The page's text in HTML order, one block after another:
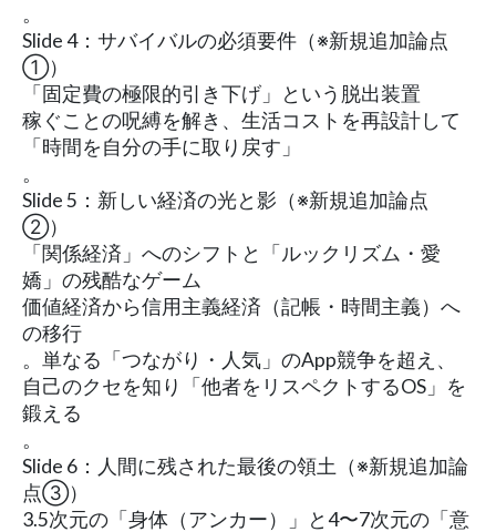
。
Slide 4：サバイバルの必須要件（※新規追加論点
①）
「固定費の極限的引き下げ」という脱出装置
稼ぐことの呪縛を解き、生活コストを再設計して
「時間を自分の手に取り戻す」
。
Slide 5：新しい経済の光と影（※新規追加論点
②）
「関係経済」へのシフトと「ルックリズム・愛
嬌」の残酷なゲーム
価値経済から信用主義経済（記帳・時間主義）へ
の移行
。単なる「つながり・人気」のApp競争を超え、
自己のクセを知り「他者をリスペクトするOS」を
鍛える
。
Slide 6：人間に残された最後の領土（※新規追加論
点③）
3.5次元の「身体（アンカー）」と4〜7次元の「意